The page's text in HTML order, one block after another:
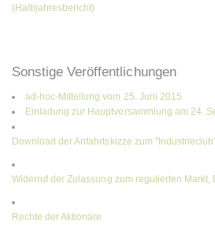
(Halbjahresbericht)
Sonstige Veröffentlichungen
ad-hoc-Mitteilung vom 25. Juni 2015
Einladung zur Hauptversammlung am 24.
Download der Anfahrtskizze zum
Widerruf der Zulassung zum regulierten Markt,
Rechte der Aktionäre